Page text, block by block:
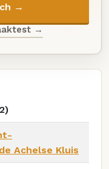
→
→
Achelse Kluis